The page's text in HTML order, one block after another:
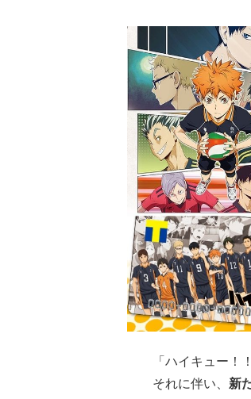
「ハイキュー！
それに伴い、 新